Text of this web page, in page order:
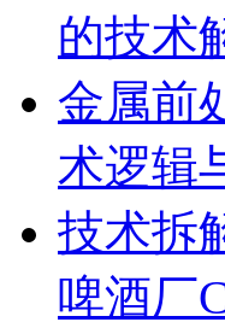
的技术
金属前
术逻辑
技术拆
啤酒厂